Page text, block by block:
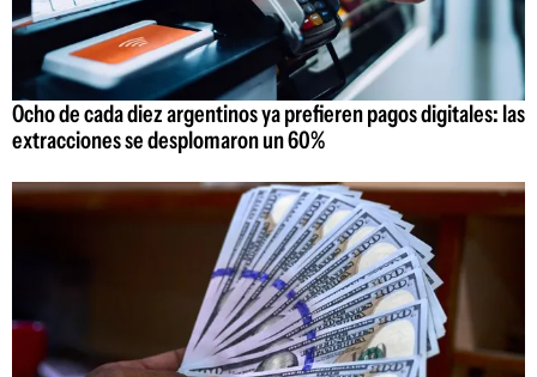
Ocho de cada diez argentinos ya prefieren pagos digitales: las
extracciones se desplomaron un 60%